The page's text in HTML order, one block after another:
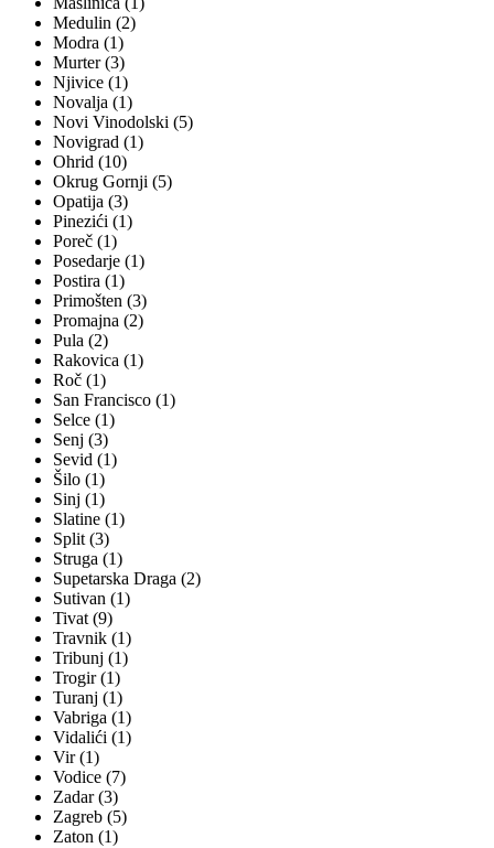
Medulin (2)
Modra (1)
Murter (3)
Njivice (1)
Novalja (1)
Novi Vinodolski (5)
Novigrad (1)
Ohrid (10)
Okrug Gornji (5)
Opatija (3)
Pinezići (1)
Poreč (1)
Posedarje (1)
Postira (1)
Primošten (3)
Promajna (2)
Pula (2)
Rakovica (1)
Roč (1)
San Francisco (1)
Selce (1)
Senj (3)
Sevid (1)
Šilo (1)
Sinj (1)
Slatine (1)
Split (3)
Struga (1)
Supetarska Draga (2)
Sutivan (1)
Tivat (9)
Travnik (1)
Tribunj (1)
Trogir (1)
Turanj (1)
Vabriga (1)
Vidalići (1)
Vir (1)
Vodice (7)
Zadar (3)
Zagreb (5)
Zaton (1)